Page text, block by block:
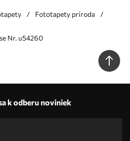
Fototapety príroda
Nr. u54260
k odberu noviniek